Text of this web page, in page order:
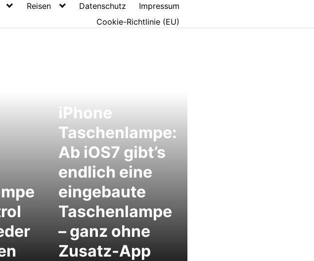
Reisen Datenschutz
Impressum
Cookie-Richtlinie (EU)
iPhone
Taschenlampe:
Ab iOS7 gibt’s
endlich eine
eingebaute
Taschenlampe
– ganz ohne
Zusatz-App